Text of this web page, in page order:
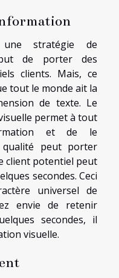
stratégie de
de porter des
clients. Mais, ce
tout le monde ait la
de texte. Le
permet à tout
et de le
qualité peut porter
client potentiel peut
secondes. Ceci
universel de
envie de retenir
secondes, il
visuelle.